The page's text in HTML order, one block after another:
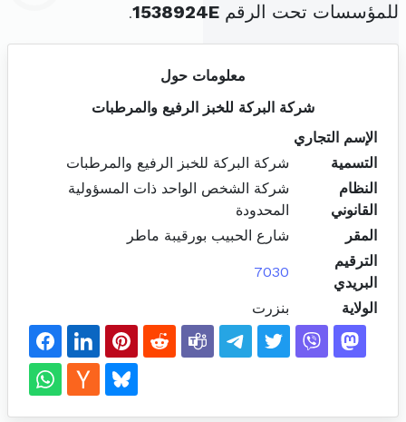
للمؤسسات تحت الرقم 1538924E
.
معلومات حول
شركة البركة للخبز الرفيع والمرطبات
الإسم التجاري
التسمية
شركة البركة للخبز الرفيع والمرطبات
النظام
القانوني
شركة الشخص الواحد ذات المسؤولية
المحدودة
المقر
شارع الحبيب بورقيبة ماطر
الترقيم
البريدي
7030
الولاية بنزرت